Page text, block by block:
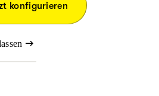
konfigurieren